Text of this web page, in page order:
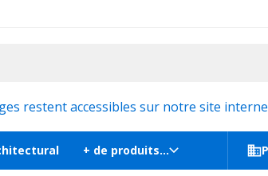
stand exposition, scène, podium et estrade, etc.
restent accessibles sur notre site
+ de produits...